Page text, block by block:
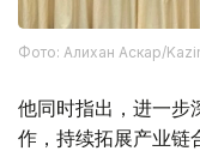
Фото: Алихан Аскар/
他同时指出，进一步
作，持续拓展产业链